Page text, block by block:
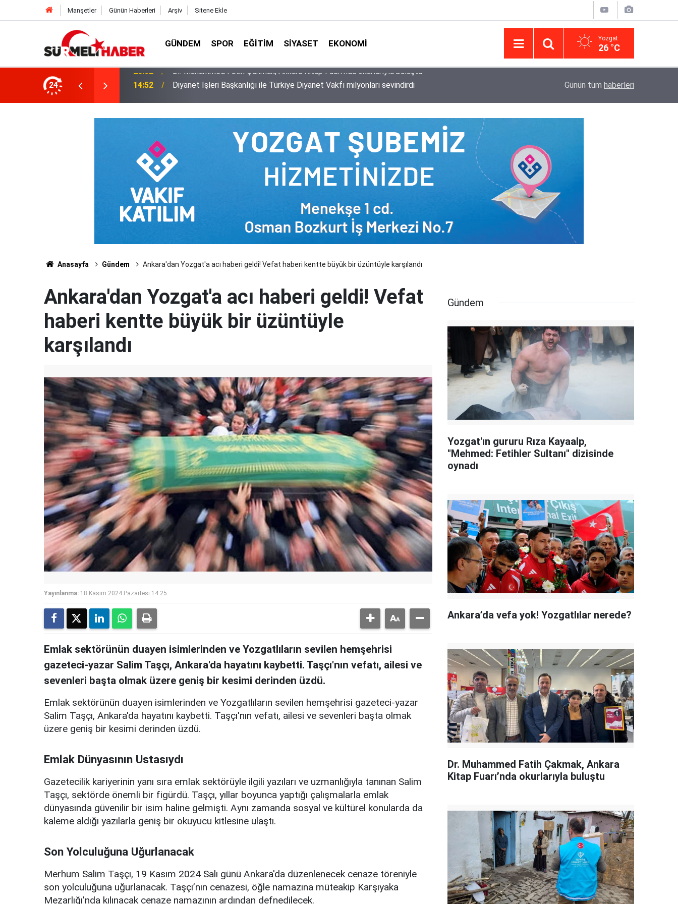
Manşetler Günün Haberleri Arşiv Sitene Ekle
GÜNDEM SPOR EĞITIM SIYASET EKONOMI Yozgat
26 °C
24
okurlarıyla buluştu 14:52 Diyanet İşleri Başkanlığı ile Türkiye Diyanet Vakfı milyonları sevindirdi Yargıtay’da iletişim hamlesi: Kurumsal
Günün tüm haberleri
Anasayfa Gündem Ankara'dan Yozgat'a acı haberi geldi! Vefat haberi kentte büyük bir üzüntüyle karşılandı
Ankara'dan Yozgat'a acı haberi geldi! Vefat
haberi kentte büyük bir üzüntüyle
karşılandı
Yayınlanma: 18 Kasım 2024 Pazartesi 14:25
Emlak sektörünün duayen isimlerinden ve Yozgatlıların sevilen hemşehrisi
gazeteci-yazar Salim Taşçı, Ankara'da hayatını kaybetti. Taşçı'nın vefatı, ailesi ve
sevenleri başta olmak üzere geniş bir kesimi derinden üzdü.
Emlak sektörünün duayen isimlerinden ve Yozgatlıların sevilen hemşehrisi gazeteci-yazar
Salim Taşçı, Ankara'da hayatını kaybetti. Taşçı'nın vefatı, ailesi ve sevenleri başta olmak
üzere geniş bir kesimi derinden üzdü.
Emlak Dünyasının Ustasıydı
Gazetecilik kariyerinin yanı sıra emlak sektörüyle ilgili yazıları ve uzmanlığıyla tanınan Salim
Taşçı, sektörde önemli bir figürdü. Taşçı, yıllar boyunca yaptığı çalışmalarla emlak
dünyasında güvenilir bir isim haline gelmişti. Aynı zamanda sosyal ve kültürel konularda da
kaleme aldığı yazılarla geniş bir okuyucu kitlesine ulaştı.
Son Yolculuğuna Uğurlanacak
Merhum Salim Taşçı, 19 Kasım 2024 Salı günü Ankara'da düzenlenecek cenaze töreniyle
son yolculuğuna uğurlanacak. Taşçı’nın cenazesi, öğle namazına müteakip Karşıyaka
Mezarlığı'nda kılınacak cenaze namazının ardından defnedilecek.
Gündem
Yozgat'ın gururu Rıza Kayaalp,
"Mehmed: Fetihler Sultanı" dizisinde
oynadı
Ankara’da vefa yok! Yozgatlılar nerede?
Dr. Muhammed Fatih Çakmak, Ankara
Kitap Fuarı’nda okurlarıyla buluştu